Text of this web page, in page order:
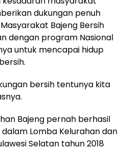
dukungan penuh
Bajeng Bersih
dengan program Nasional
untuk mencapai hidup
bersih tentunya kita
Bajeng pernah berhasil
Lomba Kelurahan dan
Selatan tahun 2018